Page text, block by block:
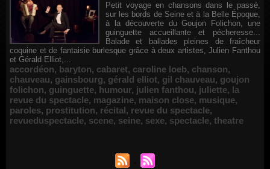
Petit voyage en chansons dans le passé,
sur les bords de Seine et à la Belle Époque,
à la découverte du Goujon Folichon, une
guinguette accueillante et pécheresse...
Balade et ballades pleines de fraîcheur
coquine et de fantaisie burlesque grâce à deux artistes, Julien Fanthou
et Gérald Elliot,...
accordéon, baryton, cabaret, caroline loeb, chanson,
chauveau, gainsbourg, gérald elliot, gil chauveau, goujon
folichon, guinguette, humour, julien fanthou, juliette, la
revue du spectacle, magazine, maison close, musique,
paroles, prostitution, récital, revue du spectacle,
revueduspectacle, scene, seine, sexe, spectacle, theatre